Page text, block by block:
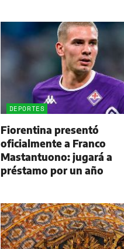
DEPORTES
Fiorentina presentó
oficialmente a Franco
Mastantuono: jugará a
préstamo por un año